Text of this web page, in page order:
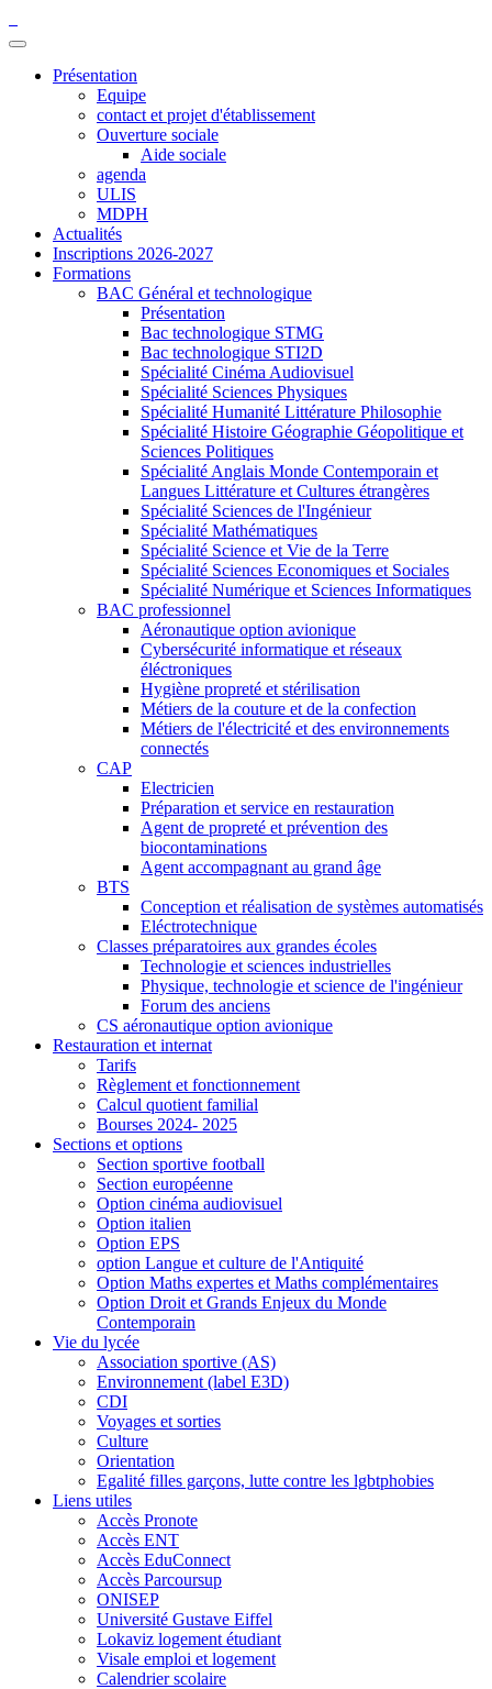
Présentation
Equipe
contact et projet d'établissement
Ouverture sociale
Aide sociale
agenda
ULIS
MDPH
Actualités
Inscriptions 2026-2027
Formations
BAC Général et technologique
Présentation
Bac technologique STMG
Bac technologique STI2D
Spécialité Cinéma Audiovisuel
Spécialité Sciences Physiques
Spécialité Humanité Littérature Philosophie
Spécialité Histoire Géographie Géopolitique et
Sciences Politiques
Spécialité Anglais Monde Contemporain et
Langues Littérature et Cultures étrangères
Spécialité Sciences de l'Ingénieur
Spécialité Mathématiques
Spécialité Science et Vie de la Terre
Spécialité Sciences Economiques et Sociales
Spécialité Numérique et Sciences Informatiques
BAC professionnel
Aéronautique option avionique
Cybersécurité informatique et réseaux
éléctroniques
Hygiène propreté et stérilisation
Métiers de la couture et de la confection
Métiers de l'électricité et des environnements
connectés
CAP
Electricien
Préparation et service en restauration
Agent de propreté et prévention des
biocontaminations
Agent accompagnant au grand âge
BTS
Conception et réalisation de systèmes automatisés
Eléctrotechnique
Classes préparatoires aux grandes écoles
Technologie et sciences industrielles
Physique, technologie et science de l'ingénieur
Forum des anciens
CS aéronautique option avionique
Restauration et internat
Tarifs
Règlement et fonctionnement
Calcul quotient familial
Bourses 2024- 2025
Sections et options
Section sportive football
Section européenne
Option cinéma audiovisuel
Option italien
Option EPS
option Langue et culture de l'Antiquité
Option Maths expertes et Maths complémentaires
Option Droit et Grands Enjeux du Monde
Contemporain
Vie du lycée
Association sportive (AS)
Environnement (label E3D)
CDI
Voyages et sorties
Culture
Orientation
Egalité filles garçons, lutte contre les lgbtphobies
Liens utiles
Accès Pronote
Accès ENT
Accès EduConnect
Accès Parcoursup
ONISEP
Université Gustave Eiffel
Lokaviz logement étudiant
Visale emploi et logement
Calendrier scolaire